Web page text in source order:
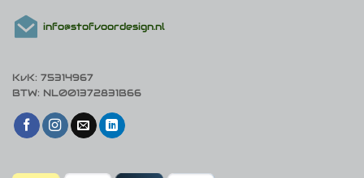
info@stofvoordesign.nl
KvK: 75314967
BTW: NL001372831B66